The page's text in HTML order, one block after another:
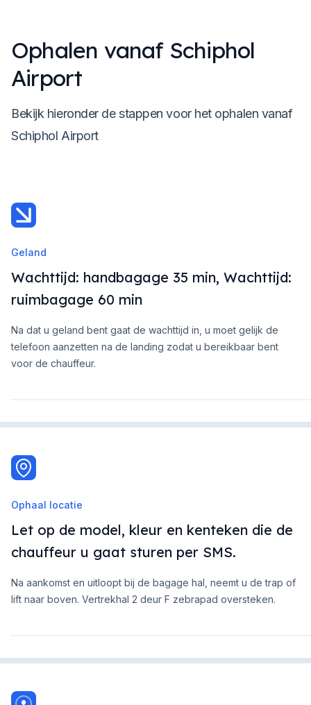
Ophalen vanaf Schiphol
Airport
Bekijk hieronder de stappen voor het ophalen vanaf
Schiphol Airport
Geland
Wachttijd: handbagage 35 min, Wachttijd:
ruimbagage 60 min
Na dat u geland bent gaat de wachttijd in, u moet gelijk de
telefoon aanzetten na de landing zodat u bereikbaar bent
voor de chauffeur.
Ophaal locatie
Let op de model, kleur en kenteken die de
chauffeur u gaat sturen per SMS.
Na aankomst en uitloopt bij de bagage hal, neemt u de trap of
lift naar boven. Vertrekhal 2 deur F zebrapad oversteken.